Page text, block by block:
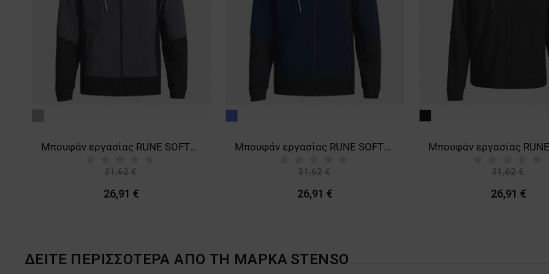
Μπουφάν εργασίας RUNE SOFTSHELL GREY/BLACK
31,62 €
26,91 €
Μπουφάν εργασίας RUNE SOFTSHELL BLUE/BLACK
31,62 €
26,91 €
31,62 €
26,91 €
ΔΕΙΤΕ ΠΕΡΙΣΣΟΤΕΡΑ ΑΠΟ ΤΗ ΜΑΡΚΑ STENSO